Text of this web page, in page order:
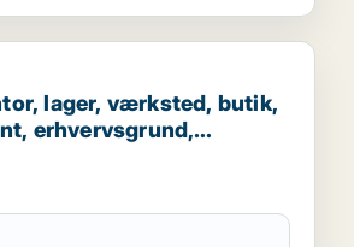
boligudlejningsejendom, hotel,
lager, værksted, butik, klinik,
lager, værksted, butik,
erhvervsgrund,
hotel,